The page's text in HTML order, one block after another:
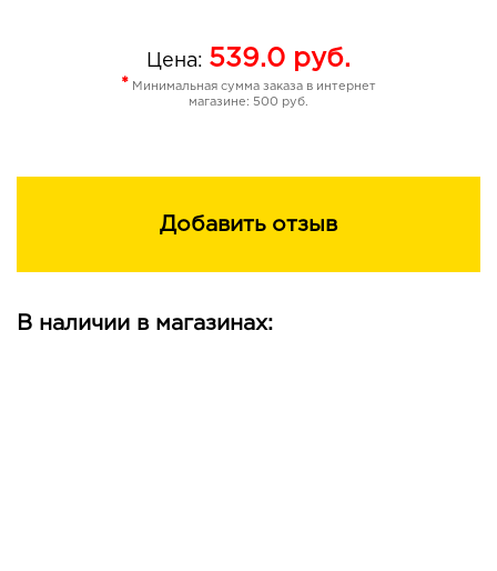
Цена: 539.0 руб.
* Минимальная сумма заказа в интернет
магазине: 500 руб.
Добавить отзыв
В наличии в магазинах: